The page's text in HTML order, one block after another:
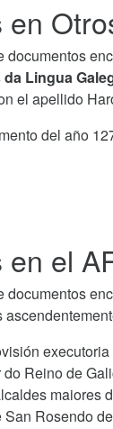
en
documentos
Lingua
el apellido
del año
en el
documentos
Reino de
maiores
San Rosendo